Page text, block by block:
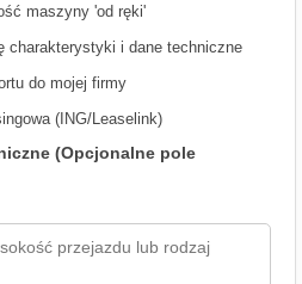
maszyny 'od ręki'
charakterystyki i dane techniczne
do mojej firmy
(ING/Leaselink)
(Opcjonalne pole